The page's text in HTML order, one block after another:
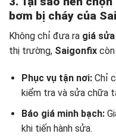
bơm bị cháy của
Không chỉ đưa ra giá
thị trường, Saigonfix
Phục vụ tận nơi:Chỉ
kiểm tra và sửa chữa
Báo giá minh bạch:
khi tiến hành sửa.